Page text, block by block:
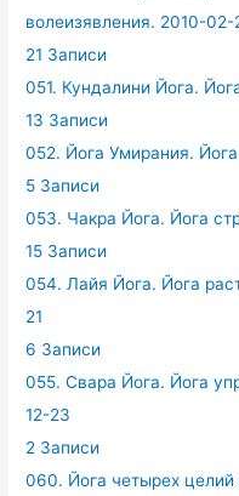
волеизявления. 2010-02-
21 Записи
051. Кундалини Йога.
13 Записи
052. Йога Умирания.
5 Записи
053. Чакра Йога. Йога
15 Записи
054. Лайя Йога. Йога
21
6 Записи
055. Свара Йога. Йога
12-23
2 Записи
060. Йога четырех